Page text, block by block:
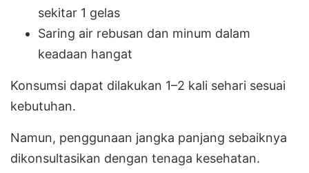
sekitar 1 gelas
Saring air rebusan dan minum dalam
keadaan hangat
Konsumsi dapat dilakukan 1–2 kali sehari sesuai
kebutuhan.
Namun, penggunaan jangka panjang sebaiknya
dikonsultasikan dengan tenaga kesehatan.